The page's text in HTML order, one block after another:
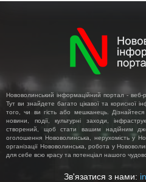
Нововолинський інформаційний портал - веб-
Тут ви знайдете багато цікавої та корисної
того, чи ви гість або мешканець. Дізнайтеся
новини, події, культурні заходи,
створений, щоб стати вашим надійним
оголошення Нововолинська, нерухомість у
організації Нововолинська, робота у
для себе всю красу та потенціал нашого
Зв'язатися з нами: